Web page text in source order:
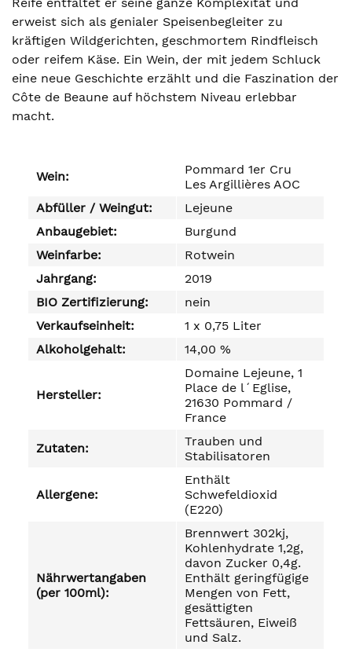
erweist sich als genialer Speisenbegleiter zu
kräftigen Wildgerichten, geschmortem Rindfleisch
oder reifem Käse. Ein Wein, der mit jedem Schluck
eine neue Geschichte erzählt und die Faszination der
Côte de Beaune auf höchstem Niveau erlebbar
macht.
Wein:
Pommard 1er Cru
Les Argillières AOC
Abfüller / Weingut:
Lejeune
Anbaugebiet:
Burgund
Weinfarbe:
Rotwein
Jahrgang:
2019
BIO Zertifizierung:
nein
Verkaufseinheit:
1 x 0,75 Liter
Alkoholgehalt:
14,00 %
Hersteller:
Domaine Lejeune, 1
Place de l´Eglise,
21630 Pommard /
France
Zutaten:
Trauben und
Stabilisatoren
Allergene:
Enthält
Schwefeldioxid
(E220)
Nährwertangaben
(per 100ml):
Brennwert 302kj,
Kohlenhydrate 1,2g,
davon Zucker 0,4g.
Enthält geringfügige
Mengen von Fett,
gesättigten
Fettsäuren, Eiweiß
und Salz.